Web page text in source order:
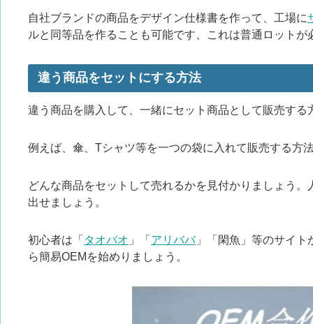
自社ブランドの商品をデザイン仕様書を作って、工場に
ルと同等品を作ることも可能です、これは普通ロットが
違う商品をセットにする方法
違う商品を購入して、一緒にセット商品として販売する
例えば、傘、Tシャツ等を一つの袋に入れて販売する方
どんな商品をセットして売れるかを見付かりましょう
出せましょう。
初心者は「 タオバオ 」「 アリババ」「閑魚」等のサイト
ら簡易OEMを始めりましょう。